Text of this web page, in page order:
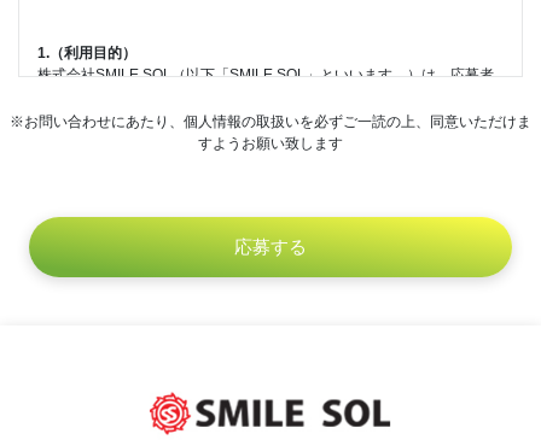
1.（利用目的）
株式会社SMILE SOL（以下「SMILE SOL」といいます。）は、応募者
康診断書の提出、採用・選考に係るご意見、ご要望の聴取を行うために
個人情報を取得し、適切に利用します。
SMILE SOLは、個人情報を本人の同意なしに第三者に提供しません。
ただし、以下の場合は、個人情報を本人の同意なく提供することがあり
ます。
・国の機関もしくは地方公共団体またはその委託を受けた者が法令の定
める事務を遂行することに対して協力する必要がある場合であって、本
※お問い合わせにあたり、個人情報の取扱いを必ずご一読の上、同意いただけま
すようお願い致します